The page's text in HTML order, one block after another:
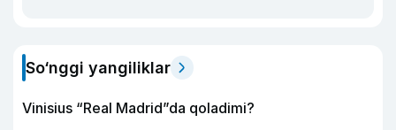
So‘nggi yangiliklar
Vinisius “Real Madrid”da qoladimi?